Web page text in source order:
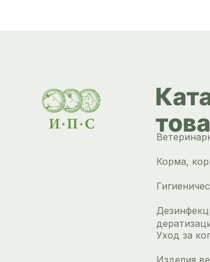
Корма,
Уход за
Изделия